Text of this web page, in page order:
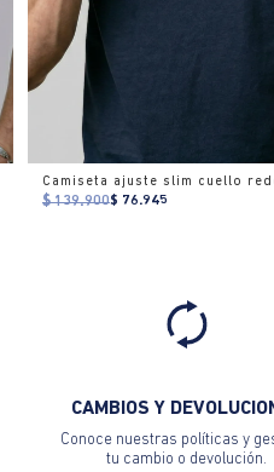
$ 139.900$ 76.945
CAMBIOS Y
Conoce nuestras políticas y
tu cambio o devolución.